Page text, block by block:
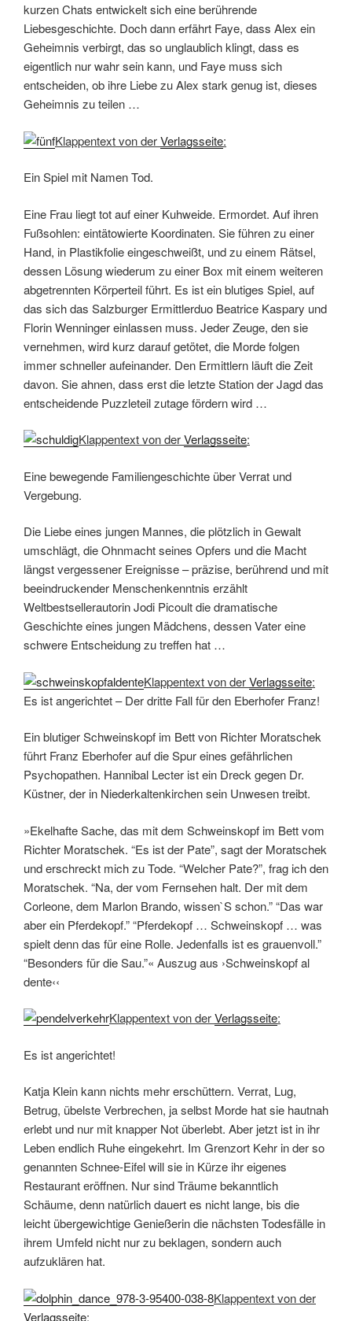
kurzen Chats entwickelt sich eine berührende
Liebesgeschichte. Doch dann erfährt Faye, dass Alex ein
Geheimnis verbirgt, das so unglaublich klingt, dass es
eigentlich nur wahr sein kann, und Faye muss sich
entscheiden, ob ihre Liebe zu Alex stark genug ist, dieses
Geheimnis zu teilen …
Klappentext von derVerlagsseite:
Ein Spiel mit Namen Tod.
Eine Frau liegt tot auf einer Kuhweide. Ermordet. Auf ihren
Fußsohlen: eintätowierte Koordinaten. Sie führen zu einer
Hand, in Plastikfolie eingeschweißt, und zu einem Rätsel,
dessen Lösung wiederum zu einer Box mit einem weiteren
abgetrennten Körperteil führt. Es ist ein blutiges Spiel, auf
das sich das Salzburger Ermittlerduo Beatrice Kaspary und
Florin Wenninger einlassen muss. Jeder Zeuge, den sie
vernehmen, wird kurz darauf getötet, die Morde folgen
immer schneller aufeinander. Den Ermittlern läuft die Zeit
davon. Sie ahnen, dass erst die letzte Station der Jagd das
entscheidende Puzzleteil zutage fördern wird …
Klappentext von derVerlagsseite:
Eine bewegende Familiengeschichte über Verrat und
Vergebung.
Die Liebe eines jungen Mannes, die plötzlich in Gewalt
umschlägt, die Ohnmacht seines Opfers und die Macht
längst vergessener Ereignisse – präzise, berührend und mit
beeindruckender Menschenkenntnis erzählt
Weltbestsellerautorin Jodi Picoult die dramatische
Geschichte eines jungen Mädchens, dessen Vater eine
schwere Entscheidung zu treffen hat …
Klappentext von derVerlagsseite:
Es ist angerichtet – Der dritte Fall für den Eberhofer Franz!
Ein blutiger Schweinskopf im Bett von Richter Moratschek
führt Franz Eberhofer auf die Spur eines gefährlichen
Psychopathen. Hannibal Lecter ist ein Dreck gegen Dr.
Küstner, der in Niederkaltenkirchen sein Unwesen treibt.
»Ekelhafte Sache, das mit dem Schweinskopf im Bett vom
Richter Moratschek. “Es ist der Pate”, sagt der Moratschek
und erschreckt mich zu Tode. “Welcher Pate?”, frag ich den
Moratschek. “Na, der vom Fernsehen halt. Der mit dem
Corleone, dem Marlon Brando, wissen`S schon.” “Das war
aber ein Pferdekopf.” “Pferdekopf … Schweinskopf … was
spielt denn das für eine Rolle. Jedenfalls ist es grauenvoll.”
“Besonders für die Sau.”« Auszug aus ›Schweinskopf al
dente‹‹
Klappentext von derVerlagsseite:
Es ist angerichtet!
Katja Klein kann nichts mehr erschüttern. Verrat, Lug,
Betrug, übelste Verbrechen, ja selbst Morde hat sie hautnah
erlebt und nur mit knapper Not überlebt. Aber jetzt ist in ihr
Leben endlich Ruhe eingekehrt. Im Grenzort Kehr in der so
genannten Schnee-Eifel will sie in Kürze ihr eigenes
Restaurant eröffnen. Nur sind Träume bekanntlich
Schäume, denn natürlich dauert es nicht lange, bis die
leicht übergewichtige Genießerin die nächsten Todesfälle in
ihrem Umfeld nicht nur zu beklagen, sondern auch
aufzuklären hat.
Klappentext von der
Verlagsseite: